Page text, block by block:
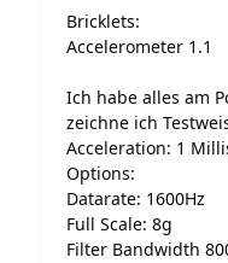
Bricklets:
Accelerometer 1.1
Ich habe alles am
zeichne ich
Acceleration: 1
Options:
Datarate: 1600Hz
Full Scale: 8g
Filter Bandwidth